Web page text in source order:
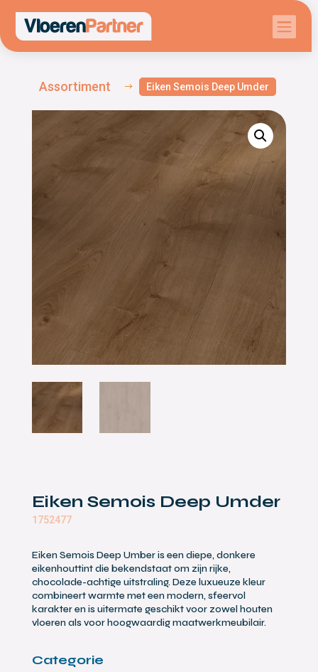

Assortiment $ Eiken Semois Deep Umder
Eiken Semois Deep Umder
1752477
Eiken Semois Deep Umber is een diepe, donkere
eikenhouttint die bekendstaat om zijn rijke,
chocolade-achtige uitstraling. Deze luxueuze kleur
combineert warmte met een modern, sfeervol
karakter en is uitermate geschikt voor zowel houten
vloeren als voor hoogwaardig maatwerkmeubilair.
Categorie